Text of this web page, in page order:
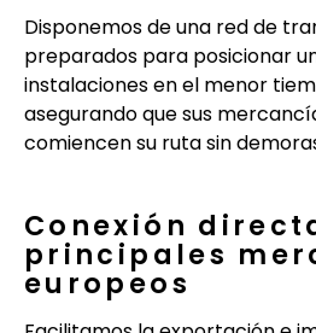
Disponemos de una red de
preparados para posicionar
instalaciones en el menor
asegurando que sus
comiencen su ruta sin
Conexión
principales
europeos